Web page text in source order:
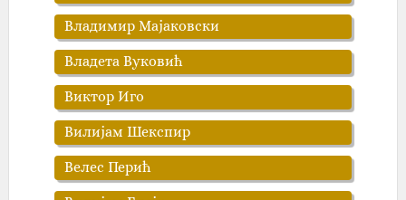
Владимир Мајаковски
Владета Вуковић
Виктор Иго
Вилијам Шекспир
Велес Перић